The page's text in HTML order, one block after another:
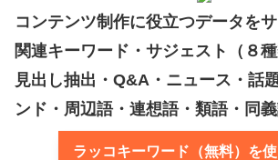
コンテンツ制作に役立つデータを
関連キーワード・サジェスト（８
見出し抽出・Q&A・ニュース・話
ンド・周辺語・連想語・類語・同
ラッコキーワード（無料）を